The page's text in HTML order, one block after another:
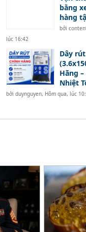
bằng
hàng
bởi
lúc 16:42
Dây
Hãng
Nhiệt
bởi duynguyen, Hôm qua, lúc